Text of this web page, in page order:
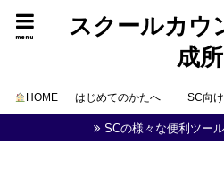
スクールカウ
成所
menu
HOME はじめてのかたへ SC向
SCの様々な便利ツー